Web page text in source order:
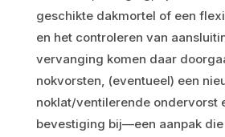
geschikte dakmortel of een
en het controleren van
vervanging komen daar
nokvorsten, (eventueel) een
noklat/ventilerende ondervorst
bevestiging bij—een aanpak